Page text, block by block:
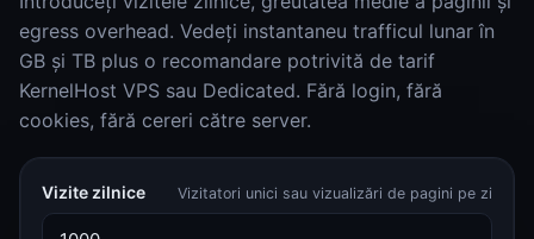
egress overhead. Vedeți instantaneu trafficul lunar în
GB și TB plus o recomandare potrivită de tarif
KernelHost VPS sau Dedicated. Fără login, fără
cookies, fără cereri către server.
Vizite zilnice Vizitatori unici sau vizualizări de pagini pe zi